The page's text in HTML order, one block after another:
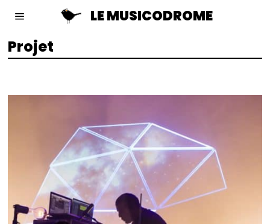
LE MUSICODROME
Projet